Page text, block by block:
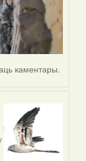
каментары.